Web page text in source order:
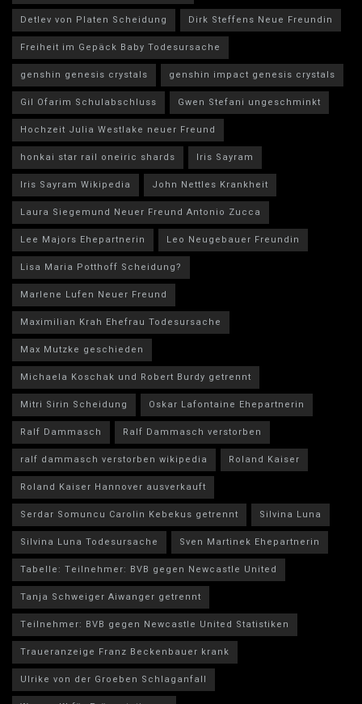
Detlev von Platen Scheidung
Dirk Steffens Neue Freundin
Freiheit im Gepäck Baby Todesursache
genshin genesis crystals
genshin impact genesis crystals
Gil Ofarim Schulabschluss
Gwen Stefani ungeschminkt
Hochzeit Julia Westlake neuer Freund
honkai star rail oneiric shards
Iris Sayram
Iris Sayram Wikipedia
John Nettles Krankheit
Laura Siegemund Neuer Freund Antonio Zucca
Lee Majors Ehepartnerin
Leo Neugebauer Freundin
Lisa Maria Potthoff Scheidung?
Marlene Lufen Neuer Freund
Maximilian Krah Ehefrau Todesursache
Max Mutzke geschieden
Michaela Koschak und Robert Burdy getrennt
Mitri Sirin Scheidung
Oskar Lafontaine Ehepartnerin
Ralf Dammasch
Ralf Dammasch verstorben
ralf dammasch verstorben wikipedia
Roland Kaiser
Roland Kaiser Hannover ausverkauft
Serdar Somuncu Carolin Kebekus getrennt
Silvina Luna
Silvina Luna Todesursache
Sven Martinek Ehepartnerin
Tabelle: Teilnehmer: BVB gegen Newcastle United
Tanja Schweiger Aiwanger getrennt
Teilnehmer: BVB gegen Newcastle United Statistiken
Traueranzeige Franz Beckenbauer krank
Ulrike von der Groeben Schlaganfall